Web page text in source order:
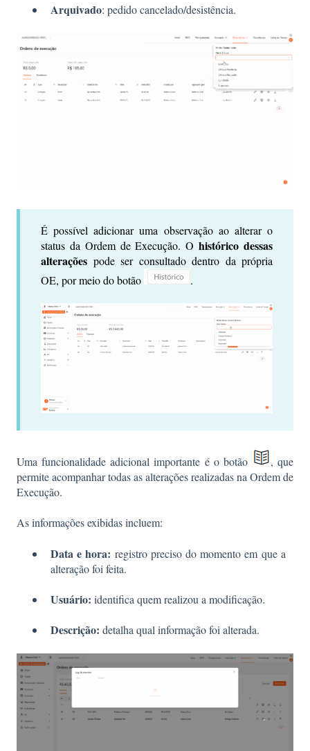
Arquivado: pedido cancelado/desistência.
É possível adicionar uma observação ao alterar o
status da Ordem de Execução. Ohistórico dessas
alterações pode ser consultado dentro da própria
OE, por meio do botão
.
Uma funcionalidade adicional importante é o botão
, que
permite acompanhar todas as alterações realizadas na Ordem de
Execução.
As informações exibidas incluem:
Data e hora: registro preciso do momento em que a
alteração foi feita.
Usuário: identifica quem realizou a modificação.
Descrição: detalha qual informação foi alterada.